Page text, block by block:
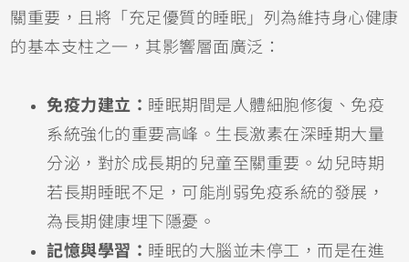
關重要，且將「充足優質的睡眠」列為維持身心健康
的基本支柱之一，其影響層面廣泛：
免疫力建立： 睡眠期間是人體細胞修復、免疫
系統強化的重要高峰。生長激素在深睡期大量
分泌，對於成長期的兒童至關重要。幼兒時期
若長期睡眠不足，可能削弱免疫系統的發展，
為長期健康埋下隱憂。
記憶與學習： 睡眠的大腦並未停工，而是在進